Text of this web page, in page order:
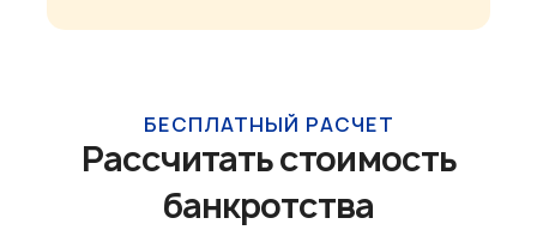
БЕСПЛАТНЫЙ РАСЧЕТ
Рассчитать стоимость
банкротства